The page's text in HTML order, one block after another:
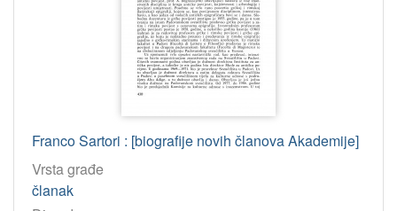
Franco Sartori : [biografije novih članova Akademije]
Vrsta građe
članak